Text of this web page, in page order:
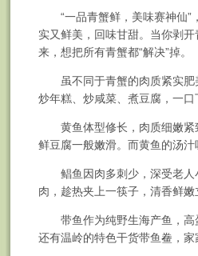
“一品青蟹鲜，美味赛神仙”
实又鲜美，回味甘甜。当你剥
来，想把所有青蟹都“解决”掉。
虽不同于青蟹的肉质紧实肥
炒年糕、炒咸菜、煮豆腐，一
黄鱼体型修长，肉质细嫩紧
鲜豆腐一般嫩滑。而黄鱼的汤
鲳鱼因肉多刺少，深受老人
肉，趁热夹上一筷子，清香鲜
带鱼作为纯野生海产鱼，高
还有温岭的特色干货带鱼鲞，